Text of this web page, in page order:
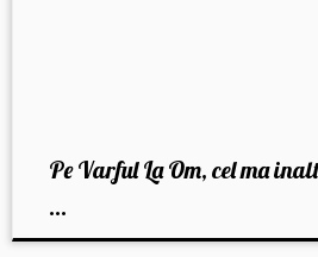
Pe Varful La Om, cel ma
...